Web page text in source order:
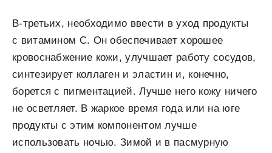
В-третьих, необходимо ввести в уход продукты
с витамином С. Он обеспечивает хорошее
кровоснабжение кожи, улучшает работу сосудов,
синтезирует коллаген и эластин и, конечно,
борется с пигментацией. Лучше него кожу ничего
не осветляет. В жаркое время года или на юге
продукты с этим компонентом лучше
использовать ночью. Зимой и в пасмурную